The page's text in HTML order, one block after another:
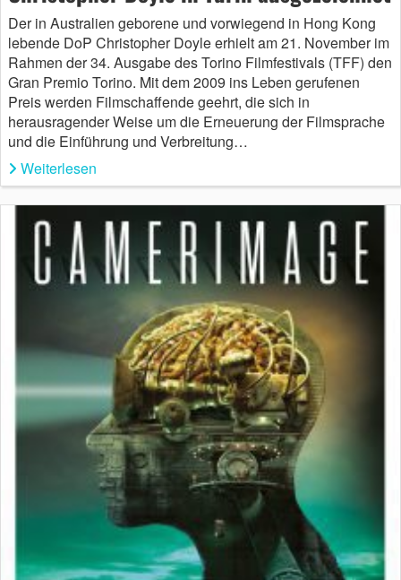
Der in Australien geborene und vorwiegend in Hong Kong
lebende DoP Christopher Doyle erhielt am 21. November im
Rahmen der 34. Ausgabe des Torino Filmfestivals (TFF) den
Gran Premio Torino. Mit dem 2009 ins Leben gerufenen
Preis werden Filmschaffende geehrt, die sich in
herausragender Weise um die Erneuerung der Filmsprache
und die Einführung und Verbreitung…
Weiterlesen